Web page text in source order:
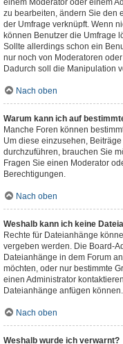
einem Moderator oder einem
zu bearbeiten, ändern Sie den
der Umfrage verknüpft. Wenn
können Benutzer die Umfrage
Sollte allerdings schon ein
nur noch von Moderatoren
Dadurch soll die Manipulation
Nach oben
Warum kann ich auf
Manche Foren können
Um diese einzusehen,
durchzuführen, brauchen Sie
Fragen Sie einen Moderator
Berechtigungen.
Nach oben
Weshalb kann ich keine
Rechte für Dateianhänge
vergeben werden. Die Board-
Dateianhänge in dem Forum
möchten, oder nur bestimmte
einen Administrator
Dateianhänge anfügen können.
Nach oben
Weshalb wurde ich verwarnt?